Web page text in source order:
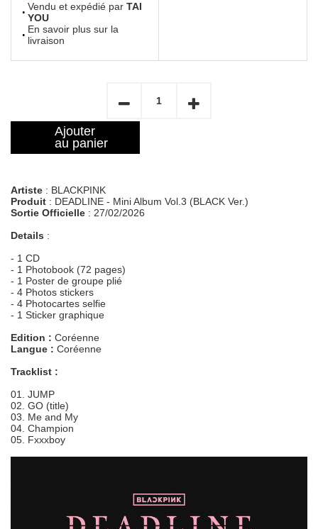
Vendu et expédié par TAI
YOU
En savoir plus sur la
livraison
Ajouter
au panier
Artiste : BLACKPINK
Produit : DEADLINE - Mini Album Vol.3 (BLACK Ver.)
Sortie Officielle : 27/02/2026
Details :
- 1 CD
- 1 Photobook (72 pages)
- 1 Poster de groupe plié
- 4 Photos stickers
- 4 Photocartes selfie
- 1 Sticker graphique
Edition : Coréenne
Langue : Coréenne
Tracklist :
01. JUMP
02. GO (title)
03. Me and My
04. Champion
05. Fxxxboy